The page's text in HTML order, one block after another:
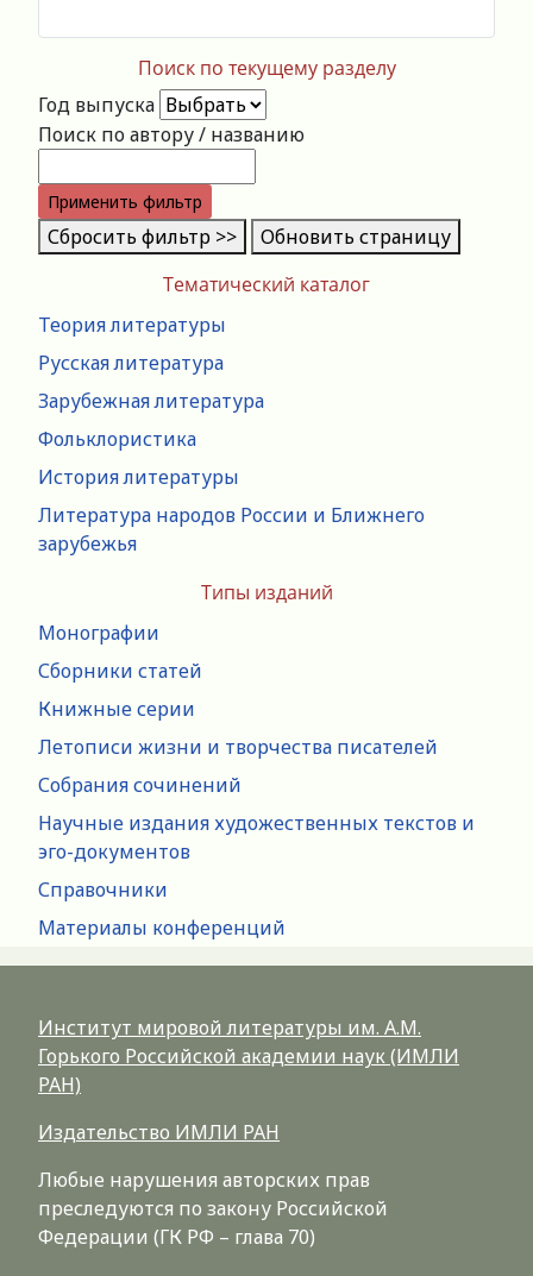
Тематический каталог
Теория литературы
Русская литература
Зарубежная литература
Фольклористика
История литературы
Литература народов России и Ближнего
зарубежья
Типы изданий
Монографии
Сборники статей
Книжные серии
Летописи жизни и творчества писателей
Собрания сочинений
Научные издания художественных текстов и
эго-документов
Справочники
Материалы конференций
Поиск по текущему разделу
Год выпуска
Поиск по автору / названию
Применить фильтр
Сбросить фильтр >> Обновить страницу
Институт мировой литературы им. А.М.
Горького Российской академии наук (ИМЛИ
РАН)
Издательство ИМЛИ РАН
Любые нарушения авторских прав
преследуются по закону Российской
Федерации (ГК РФ – глава 70)